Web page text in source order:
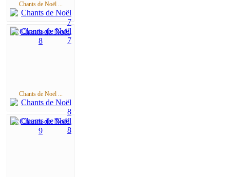
Chants de Noël ...
Chants de Noël ...